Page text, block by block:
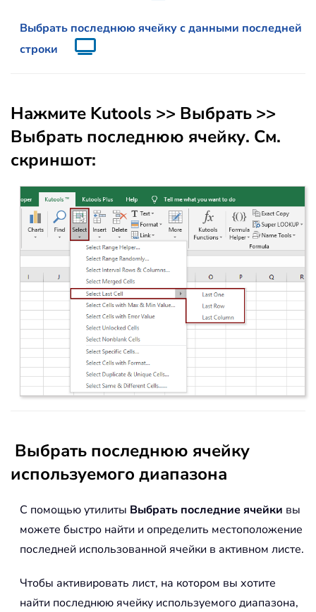
Выбрать последнюю ячейку с данными последней
строки
Нажмите Kutools >> Выбрать >>
Выбрать последнюю ячейку. См.
скриншот:
Выбрать последнюю ячейку
используемого диапазона
С помощью утилиты Выбрать последние ячейки вы
можете быстро найти и определить местоположение
последней использованной ячейки в активном листе.
Чтобы активировать лист, на котором вы хотите
найти последнюю ячейку используемого диапазона,